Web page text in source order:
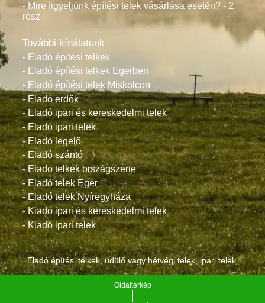
- Mire figyeljünk építési telek vásárlása esetén? - 2.
rész
További kínálatunk
- Eladó építési telkek
- Eladó építési telkek Egerben
- Eladó építési telek Miskolcon
- Eladó erdők
- Eladó ipari és kereskedelmi telek
- Eladó ipari telek
- Eladó legelő
- Eladó szántó
- Eladó telkek országszerte
- Eladó telek Eger
- Eladó telek Nyíregyháza
- Kiadó ipari és kereskedelmi telek
- Kiadó ipari telek
Eladó építési telkek, üdülő vagy hétvégi telek, ipari telek.
Oldaltérkép